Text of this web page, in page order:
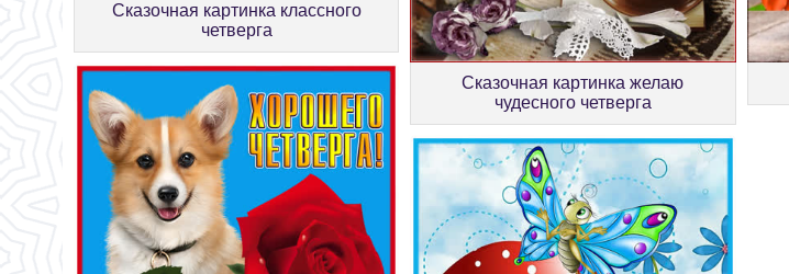
Сказочная картинка классного
четверга
Сказочная картинка желаю
чудесного четверга